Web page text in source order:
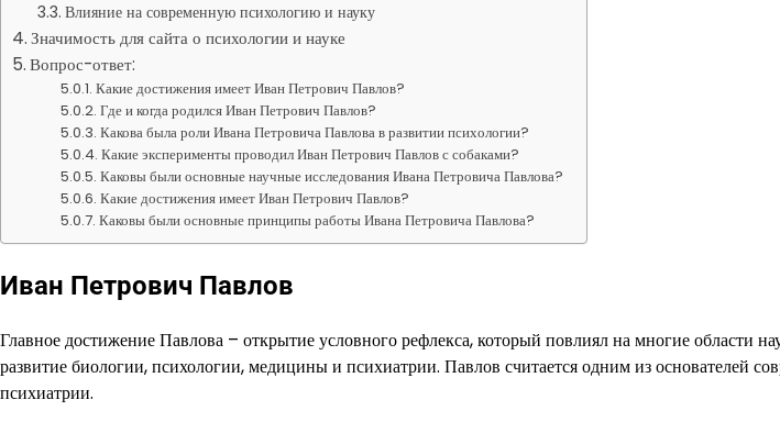
Влияние на современную психологию и науку
Значимость для сайта о психологии и науке
Вопрос-ответ:
Какие достижения имеет Иван Петрович Павлов?
Где и когда родился Иван Петрович Павлов?
Какова была роли Ивана Петровича Павлова в развитии психологии?
Какие эксперименты проводил Иван Петрович Павлов с собаками?
Каковы были основные научные исследования Ивана Петровича Павлова?
Какие достижения имеет Иван Петрович Павлов?
Каковы были основные принципы работы Ивана Петровича Павлова?
Иван Петрович Павлов
Главное достижение Павлова – открытие условного рефлекса, который повлиял на многие области
развитие биологии, психологии, медицины и психиатрии. Павлов считается одним из основателей
психиатрии.